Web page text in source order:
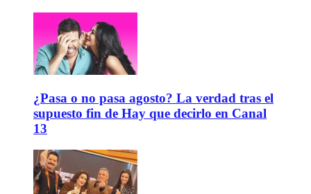
¿Pasa o no pasa agosto? La verdad tras el
supuesto fin de Hay que decirlo en Canal
13